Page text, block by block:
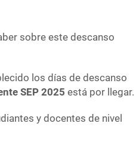
sobre este descanso
los días de descanso
SEP 2025 está por llegar.
y docentes de nivel